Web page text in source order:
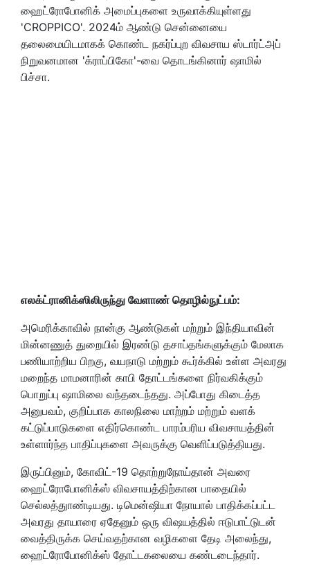
ஹைட்ரோபோனிக் அமைப்புகளை உருவாக்கியுள்ளது
'CROPPICO'. 2024ம் ஆண்டு சென்னையை
தலைமையிடமாகக் கொண்ட நகர்ப்புற விவசாய ஸ்டார்ட்அப்
நிறுவனமான 'க்ராப்பிகோ'-வை தொடங்கினார் ஷாமில்
பிச்சா.
எலக்ட்ரானிக்ஸிலிருந்து வேளாண் தொழில்நுட்பம்:
அமெரிக்காவில் நான்கு ஆண்டுகள் மற்றும் இந்தியாவின்
மின்னணுத் துறையில் இரண்டு தசாப்தங்களுக்கும் மேலாக
பணியாற்றிய பிறகு, வயநாடு மற்றும் கூர்க்கில் உள்ள அவரது
மறைந்த மாமனாரின் காபி தோட்டங்களை நிர்வகிக்கும்
பொறுப்பு ஷாமிலை வந்தடைந்தது. அப்போது கிடைத்த
அனுபவம், குறிப்பாக காலநிலை மாற்றம் மற்றும் வளக்
கட்டுப்பாடுகளை எதிர்கொண்ட பாரம்பரிய விவசாயத்தின்
உள்ளார்ந்த பாதிப்புகளை அவருக்கு வெளிப்படுத்தியது.
இருப்பினும், கோவிட்-19 தொற்றுநோய்தான் அவரை
ஹைட்ரோபோனிக்ஸ் விவசாயத்திற்கான பாதையில்
செல்லத்துாண்டியது. டிமென்ஷியா நோயால் பாதிக்கப்பட்ட
அவரது தாயாரை ஏதேனும் ஒரு விஷயத்தில் ஈடுபாட்டுடன்
வைத்திருக்க செய்வதற்கான வழிகளை தேடி அலைந்து,
ஹைட்ரோபோனிக்ஸ் தோட்டகலையை கண்டடைந்தார்.